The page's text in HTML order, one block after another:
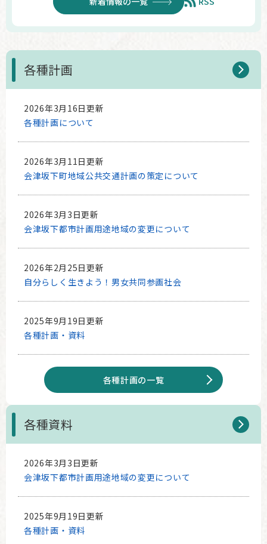
各種計画
2026年3月16日更新
各種計画について
2026年3月11日更新
会津坂下町地域公共交通計画の策定について
2026年3月3日更新
会津坂下都市計画用途地域の変更について
2026年2月25日更新
自分らしく生きよう！男女共同参画社会
2025年9月19日更新
各種計画・資料
各種計画の一覧
各種資料
2026年3月3日更新
会津坂下都市計画用途地域の変更について
2025年9月19日更新
各種計画・資料